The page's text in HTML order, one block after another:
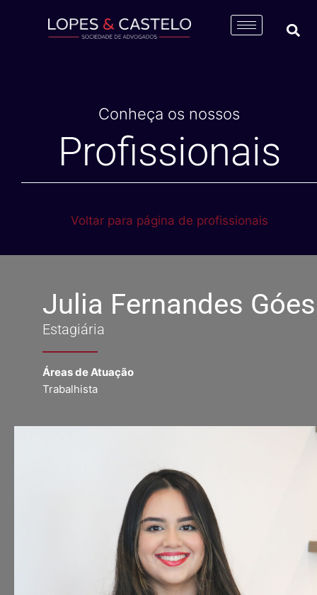
Conheça os nossos
Profissionais
Voltar para página de profissionais
Julia Fernandes Góes
Estagiária
Áreas de Atuação
Trabalhista